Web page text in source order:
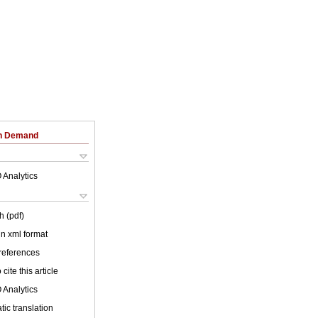
Demand
Analytics
(pdf)
xml format
cite this article
Analytics
translation